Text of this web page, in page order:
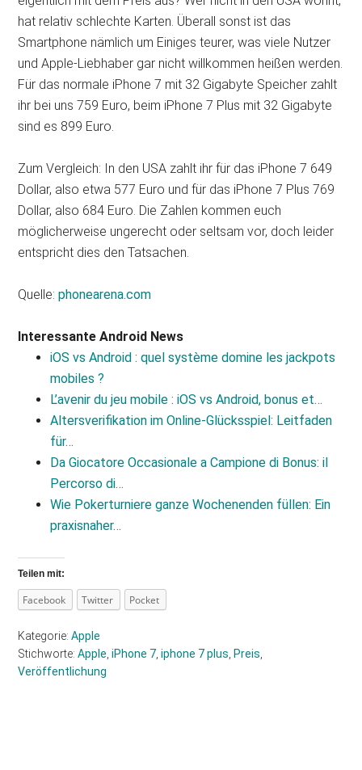
hat relativ schlechte Karten. Überall sonst ist das
Smartphone nämlich um Einiges teurer, was viele Nutzer
und Apple-Liebhaber gar nicht willkommen heißen werden.
Für das normale iPhone 7 mit 32 Gigabyte Speicher zahlt
ihr bei uns 759 Euro, beim iPhone 7 Plus mit 32 Gigabyte
sind es 899 Euro.
Zum Vergleich: In den USA zahlt ihr für das iPhone 7 649
Dollar, also etwa 577 Euro und für das iPhone 7 Plus 769
Dollar, also 684 Euro. Die Zahlen kommen euch
möglicherweise ungerecht oder seltsam vor, doch leider
entspricht dies den Tatsachen.
Quelle:phonearena.com
Interessante Android News
iOS vs Android : quel système domine les jackpots
mobiles ?
L’avenir du jeu mobile : iOS vs Android, bonus et…
Altersverifikation im Online-Glücksspiel: Leitfaden
für…
Da Giocatore Occasionale a Campione di Bonus: il
Percorso di…
Wie Pokerturniere ganze Wochenenden füllen: Ein
praxisnaher…
Teilen mit:
Facebook Twitter Pocket
Kategorie:Apple
Stichworte:Apple ,iPhone 7 ,iphone 7 plus Preis
Veröffentlichung